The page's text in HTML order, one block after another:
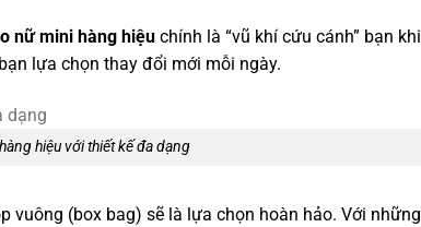
nữ mini hàng hiệu chính là “vũ khí cứu cánh” bạn khi
lựa chọn thay đổi mới mỗi ngày.
hiệu với thiết kế đa dạng
vuông (box bag) sẽ là lựa chọn hoàn hảo. Với những